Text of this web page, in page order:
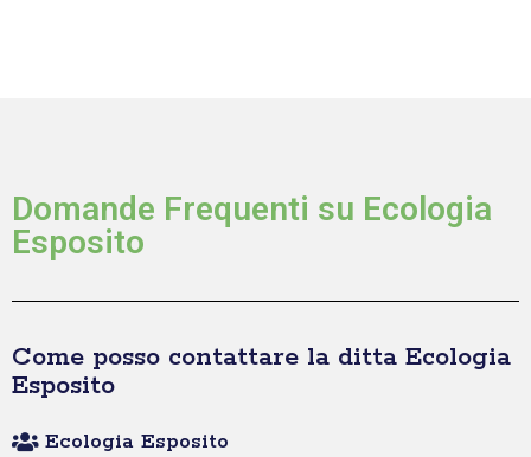
Domande Frequenti su Ecologia
Esposito
Come posso contattare la ditta Ecologia
Esposito
Ecologia Esposito